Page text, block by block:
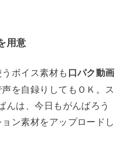
用意
ボイス素材も 口パク動画
を自録りしてもＯＫ。ス
んは、今日もがんばろう
ン素材をアップロードし